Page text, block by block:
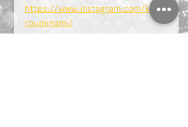
https://www.instagram.com/kinta
rouminami/